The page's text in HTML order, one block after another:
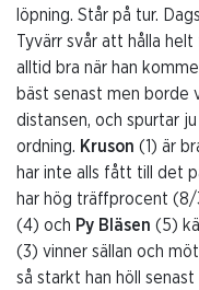
löpning. Står på tur.
Tyvärr svår att hålla
alltid bra när han
bäst senast men borde
distansen, och spurtar
ordning. Kruson (1) är
har inte alls fått till det
har hög träffprocent (8/
(4) och Py Bläsen (5)
(3) vinner sällan och
så starkt han höll